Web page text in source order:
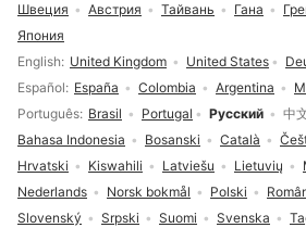
Выбор языка
English United Kingdom United States
Español
España Colombia Argentina
Português Brasil Portugal Русский 中
Bahasa Indonesia
Bosanski Català
Hrvatski
Kiswahili Latviešu Lietuvių
Nederlands
Norsk bokmål Polski
Slovenský
Srpski Suomi Svenska
Швеция
Австрия Тайвань Гана
Япония